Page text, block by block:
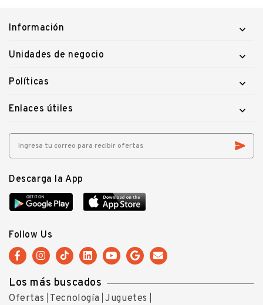
Información 
Unidades de negocio 
Políticas 
Enlaces útiles 
Descarga la App
Follow Us
Los más buscados
Ofertas Tecnología Juguetes